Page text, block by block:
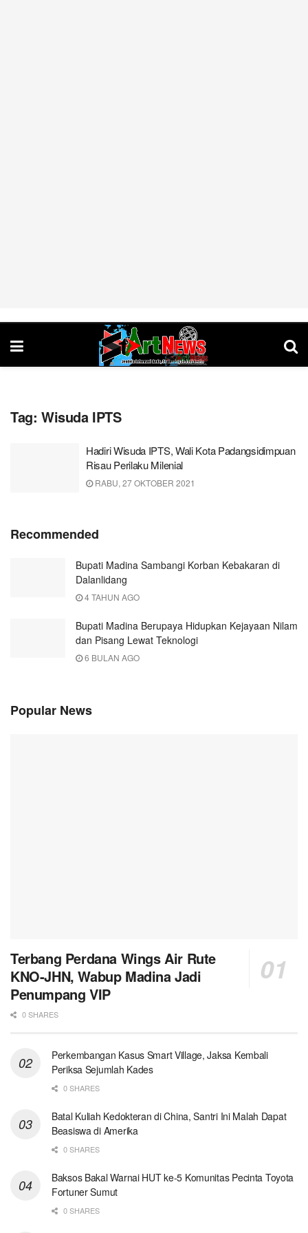
Tag: Wisuda IPTS
Hadiri Wisuda IPTS, Wali Kota Padangsidimpuan
Risau Perilaku Milenial
RABU, 27 OKTOBER 2021
Recommended
Bupati Madina Sambangi Korban Kebakaran di
Dalanlidang
4 TAHUN AGO
Bupati Madina Berupaya Hidupkan Kejayaan Nilam
dan Pisang Lewat Teknologi
6 BULAN AGO
Popular News
Terbang Perdana Wings Air Rute
KNO-JHN, Wabup Madina Jadi
Penumpang VIP
0 SHARES
Perkembangan Kasus Smart Village, Jaksa Kembali
Periksa Sejumlah Kades
0 SHARES
Batal Kuliah Kedokteran di China, Santri Ini Malah Dapat
Beasiswa di Amerika
0 SHARES
Baksos Bakal Warnai HUT ke-5 Komunitas Pecinta Toyota
Fortuner Sumut
0 SHARES